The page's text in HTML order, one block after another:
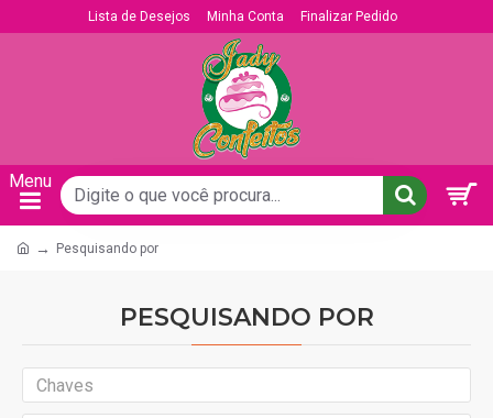
Lista de Desejos Minha Conta Finalizar Pedido
Pesquisando por
PESQUISANDO POR